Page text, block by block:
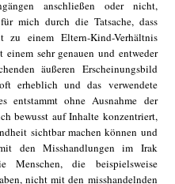
anschließen oder nicht,
mich durch die Tatsache, dass
zu einem Eltern-Kind-Verhältnis
sehr genauen und entweder
äußeren Erscheinungsbild
erheblich und das verwendete
entstammt ohne Ausnahme der
bewusst auf Inhalte konzentriert,
sichtbar machen können und
den Misshandlungen im Irak
Menschen, die beispielsweise
nicht mit den misshandelnden